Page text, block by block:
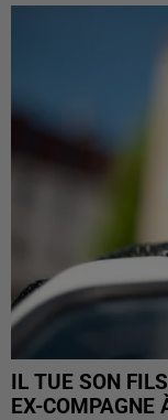
IL TUE SON
EX-COMPAGNE